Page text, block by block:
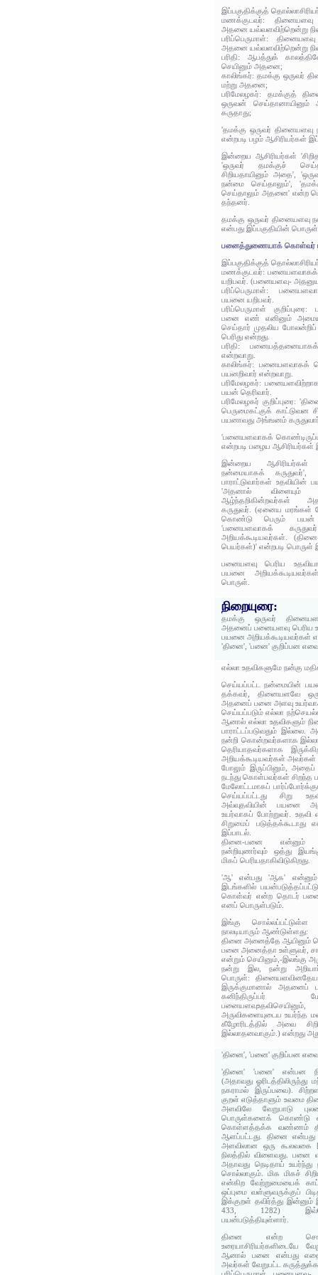
இப்பகுதிக்குத்
மணக்குடவர்: தினையளவு
அதனை யவ்வளவிற்றென்று
பரிப்பெருமாள்:
அதனை யவ்வளவிற்றென்று
பரிதி: ஆபத்துக்
செயினும் அதனை;
காலிங்கர்: தமக்கு ஒருவர்
மற்று அதனை;
பரிமேலழகர்: தமக்குத்
ஒருவன்
கருதாது;
'தமக்கு ஒருவர்
என்றபடி பழம் ஆசிரியர்கள்
இன்றைய ஆசிரியர்கள்
'ஒருவர் தமக்குச்
சிறியதாயினும் அதை',
நன்மை செய்தாலும்',
செய்தாலும் அதனை' என்ற
தந்தனர்.
தமக்கு ஒருவர்
என்பது இப்பகுதியின்
பனைத்துணையாக் கொள்வர்
இப்பகுதிக்குத்
மணக்குடவர்:
யறிபவர். (பனையளவு-
பரிப்பெருமாள்:
பயனை யறிபவர்.
பரிப்பெருமாள்
பனை எண் எனினும்
செய்தார் முதலிய
பெரிது என்றது.
பரிதி:
என்றவாறு.
காலிங்கர்: பனையளவாகக்
பயனறிவார் என்றவாறு.
பரிமேலழகர்:
பயன் தெரிவார்.
பரிமேலழகர் குறிப்புரை:
பெருமைகட்குக் காட்டுவன
பயனாவது அங்ஙனம்
'பனையளவாகக்
என்றபடி பழைய ஆசிரியர்கள்
இன்றைய ஆசிரியர்கள்
நன்மையாகக் கருதுவர்',
பாராட்டுவார்கள் உதவியின்
'அதனால் விளையும்
ஆழ்ந்தறிகின்றவர்கள்
கருதுவர். (ஏனைய மரங்கள்
கொண்டு பெரும்
'பனையளவாகக்
அறியக்கூடியவர்கள்.
பெயர்கள்)' என்றபடி பொருள்
பனையளவு பெரிய
பயனை
பொருள்.
நிறையுரை:
தமக்கு ஒருவர்
அதனைப் பனையளவு பெரிய
பயனை அறியக்கூடியவர்கள்
'தினை', 'பனை' குறிப்பன
எல்லா உதவிகளுமே நன்கு
செய்யப்பட்ட நன்மையின்
தக்கவர், தினையளவே
அதனைப் பனை அளவு
செய்யப்படும் எல்லா
ஆனால் எல்லா உதவிகளும்
பாராட்டப்படுவதும் இல்லை.
நன்றி கொன்றவர்களாக
தெரியாதவர்களாக
அறியக்கூடியவர்கள்
போலும் இருப்பினும், அதைப்
நடந்து கொள்பவர்கள்
மேலோட்டமாகப்
செய்யப்பட்டது சிறு
அவ்வுதவியின் பயனை
உயர்வாகப் போற்றுவர். உதவி
சிறுமைப்
இப்பாடல்.
தினை-பனை என்னும்
நன்றியுணர்வும் ஒத்து
மிகப் பெரியதாகிவிடுகிறது.
'ஆ' என்பது 'ஆக' என்னும்
இடங்களில்
கொள்வர் என்ற தொடர்
எனப் பொருள்படும்.
இங்கு
நாலடியாரும் ஆண்டுள்ளது:
தினை அனைத்தே ஆயினும்
பனை அனைத்தா உள்ளுவர்,
என்றும் செயினும்,-இலங்கு
நன்று இல, நன்று
பொருள்:
இருக்குமானால் அதனைப்
கனிந்திருப்பர்
அருவிகளையுடைய உயர்ந்த
கீழோரிடத்தில் அவை
இல்லாதனவாகும்.) என்றது
'தினை', 'பனை' குறிப்பன
'தினை' 'பனை' என்பன
(அதாவது
நகராமல் இருப்பவை).
குறள் எடுத்தாளும் உவமை
அளவிலே வேறுபாடு
பொருள்களைக் கொண்டு
கொள்ளத்தக்க வண்ணம்
ஆளப்பட்டது. தினை
அளவிலான ஒரு கூலவகை
நிலத்தில் விளைவது.
அதாவது நெடிதாய் உயர்ந்து
சொல்லாகும். மிக மிகச்
என்கிற வேற்றுமையைக்
ஒப்புமை வள்ளுவருக்குப்
இக்குறள் தவிர்த்து
433, 1282)
பயன்படுத்தியுள்ளார்.
தினை என்ற
உரையாசிரியர்களிடையே
ஆனால் பனை என்பது எதைக்
அவர்கள் வேறுபட்ட